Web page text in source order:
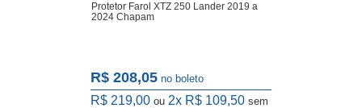
Protetor Farol XTZ 250 Lander 2019 a
2024 Chapam
R$ 208,05 no boleto
R$ 219,00 ou 2x R$ 109,50 sem